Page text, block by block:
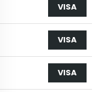
VISA
VISA
VISA